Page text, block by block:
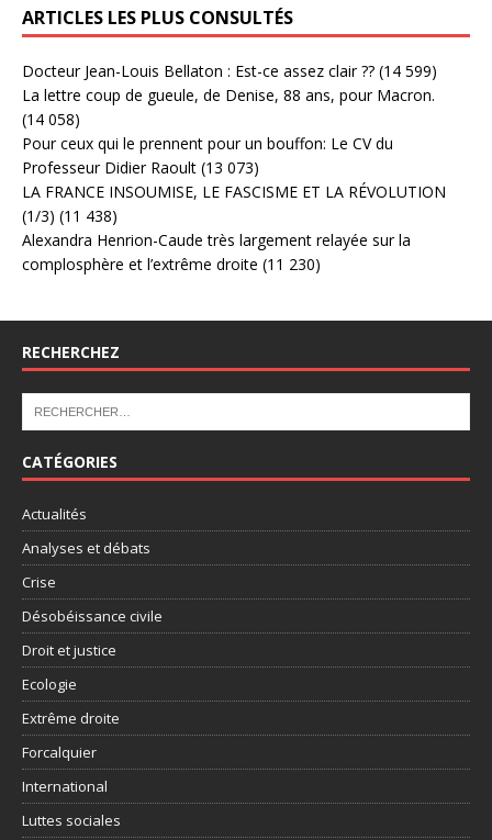
ARTICLES LES PLUS CONSULTÉS
Docteur Jean-Louis Bellaton : Est-ce assez clair ?? (14 599)
La lettre coup de gueule, de Denise, 88 ans, pour Macron.
(14 058)
Pour ceux qui le prennent pour un bouffon: Le CV du
Professeur Didier Raoult (13 073)
LA FRANCE INSOUMISE, LE FASCISME ET LA RÉVOLUTION
(1/3) (11 438)
Alexandra Henrion-Caude très largement relayée sur la
complosphère et l’extrême droite (11 230)
RECHERCHEZ
CATÉGORIES
Actualités
Analyses et débats
Crise
Désobéissance civile
Droit et justice
Ecologie
Extrême droite
Forcalquier
International
Luttes sociales